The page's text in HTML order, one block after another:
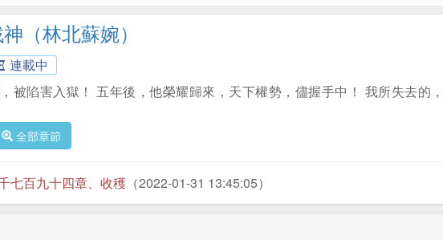
（林北蘇婉）
連載中
被陷害入獄！ 五年後，他榮耀歸來，天下權勢，儘握手中！ 我所失去的
全部章節
七百九十四章、收穫 （2022-01-31 13:45:05）